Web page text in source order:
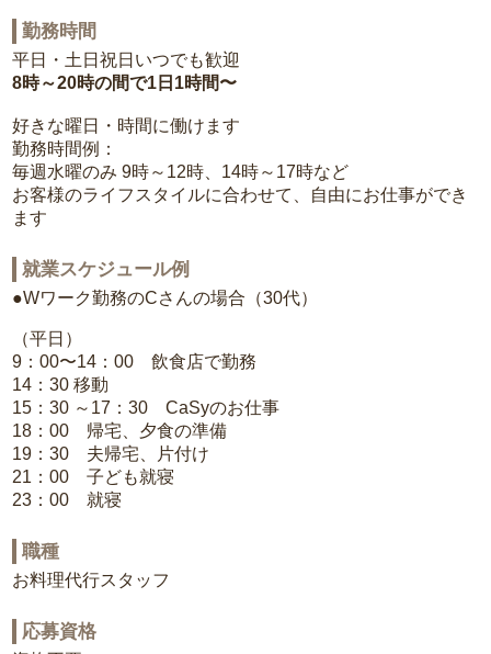
勤務時間
平日・土日祝日いつでも歓迎
8時～20時の間で1日1時間〜
好きな曜日・時間に働けます
勤務時間例：
毎週水曜のみ 9時～12時、14時～17時など
お客様のライフスタイルに合わせて、自由にお仕事ができ
ます
就業スケジュール例
●Wワーク勤務のCさんの場合（30代）
（平日）
9：00〜14：00 飲食店で勤務
14：30 移動
15：30 ～17：30 CaSyのお仕事
18：00 帰宅、夕食の準備
19：30 夫帰宅、片付け
21：00 子ども就寝
23：00 就寝
職種
お料理代行スタッフ
応募資格